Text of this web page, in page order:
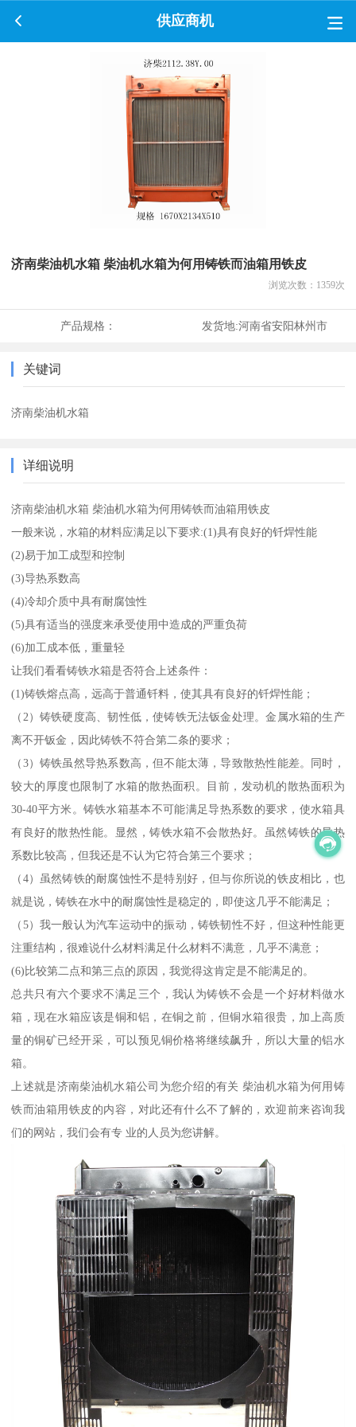
供应商机
济南柴油机水箱 柴油机水箱为何用铸铁而油箱用铁皮
浏览次数： 1359次
产品规格： 发货地:河南省安阳林州市
关键词
济南柴油机水箱
详细说明
济南柴油机水箱 柴油机水箱为何用铸铁而油箱用铁皮
一般来说，水箱的材料应满足以下要求:(1)具有良好的钎焊性能
(2)易于加工成型和控制
(3)导热系数高
(4)冷却介质中具有耐腐蚀性
(5)具有适当的强度来承受使用中造成的严重负荷
(6)加工成本低，重量轻
让我们看看铸铁水箱是否符合上述条件：
(1)铸铁熔点高，远高于普通钎料，使其具有良好的钎焊性能；
（2）铸铁硬度高、韧性低，使铸铁无法钣金处理。金属水箱的生产
离不开钣金，因此铸铁不符合第二条的要求；
（3）铸铁虽然导热系数高，但不能太薄，导致散热性能差。同时，
较大的厚度也限制了水箱的散热面积。目前，发动机的散热面积为
30-40平方米。铸铁水箱基本不可能满足导热系数的要求，使水箱具
有良好的散热性能。显然，铸铁水箱不会散热好。虽然铸铁的导热
系数比较高，但我还是不认为它符合第三个要求；
（4）虽然铸铁的耐腐蚀性不是特别好，但与你所说的铁皮相比，也
就是说，铸铁在水中的耐腐蚀性是稳定的，即使这几乎不能满足；
（5）我一般认为汽车运动中的振动，铸铁韧性不好，但这种性能更
注重结构，很难说什么材料满足什么材料不满意，几乎不满意；
(6)比较第二点和第三点的原因，我觉得这肯定是不能满足的。
总共只有六个要求不满足三个，我认为铸铁不会是一个好材料做水
箱，现在水箱应该是铜和铝，在铜之前，但铜水箱很贵，加上高质
量的铜矿已经开采，可以预见铜价格将继续飙升，所以大量的铝水
箱。
上述就是济南柴油机水箱公司为您介绍的有关 柴油机水箱为何用铸
铁而油箱用铁皮的内容，对此还有什么不了解的，欢迎前来咨询我
们的网站，我们会有专 业的人员为您讲解。